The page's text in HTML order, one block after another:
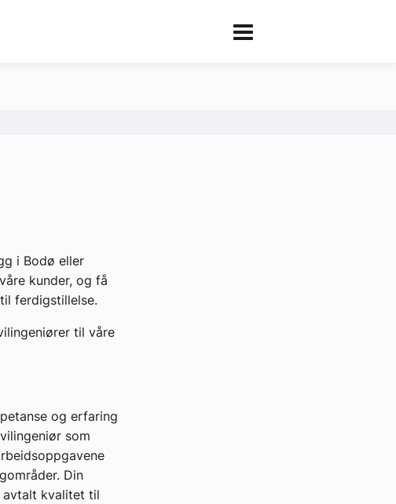
i Bodø eller
kunder, og få
ferdigstillelse.
til våre
og erfaring
som
Din
kvalitet til